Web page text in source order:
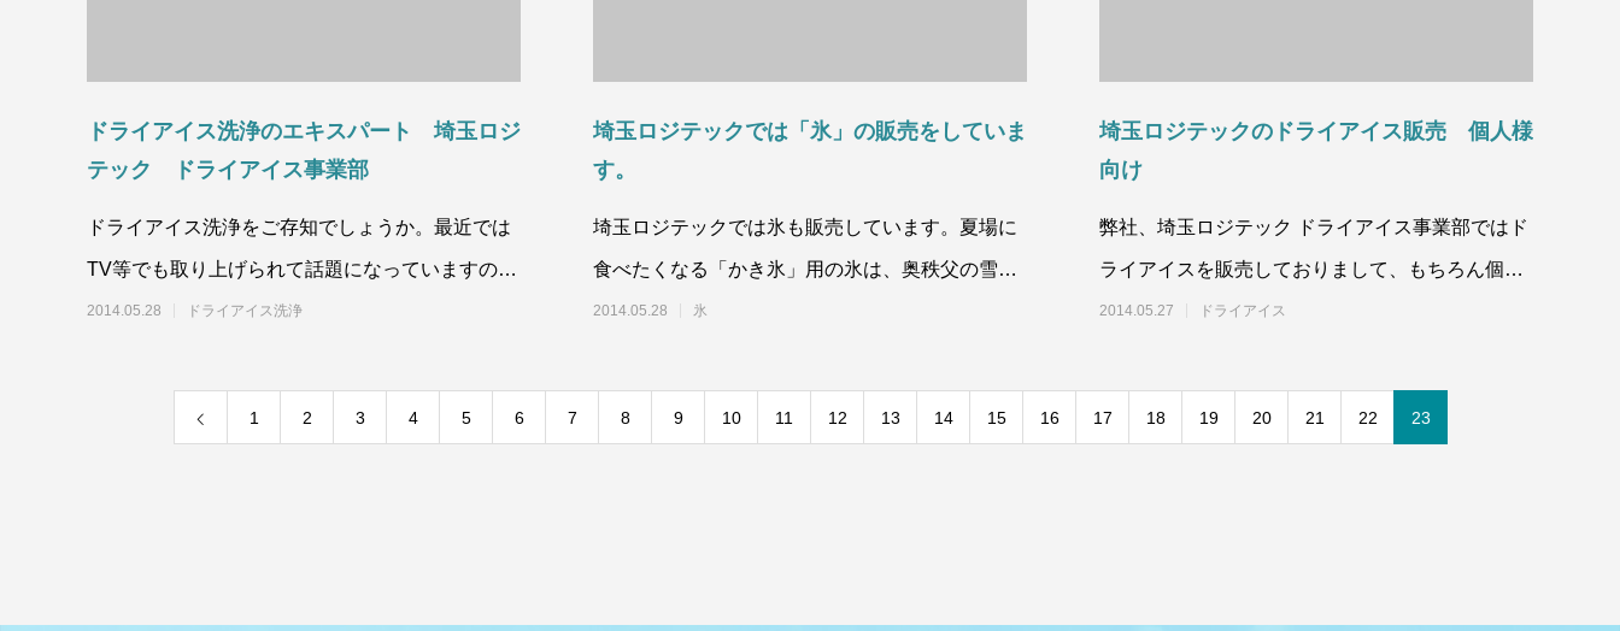
ドライアイス洗浄のエキスパート 埼玉ロジ
テック ドライアイス事業部
ドライアイス洗浄をご存知でしょうか。最近では
TV等でも取り上げられて話題になっていますので
ご存知の方も多いかと思いますが粒状
2014.05.28 ドライアイス洗浄
埼玉ロジテックでは「氷」の販売をしていま
す。
埼玉ロジテックでは氷も販売しています。夏場に
食べたくなる「かき氷」用の氷は、奥秩父の雪解
け水を使用して実績のある製氷技術で4
2014.05.28 氷
埼玉ロジテックのドライアイス販売 個人様
向け
弊社、埼玉ロジテック ドライアイス事業部ではド
ライアイスを販売しておりまして、もちろん個人
様にも販売しています。弊社では
2014.05.27 ドライアイス
1 2 3 4 5 6 7 8 9 10 11 12 13 14 15 16 17 18 19 20 21 22 23